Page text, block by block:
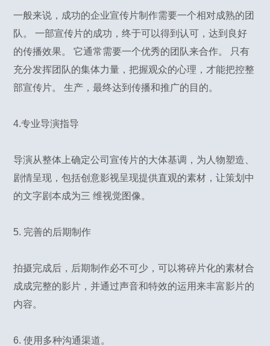
一般来说，成功的企业宣传片制作需要一个相对成熟的团
队。 一部宣传片的成功，终于可以得到认可，达到良好
的传播效果。 它通常需要一个优秀的团队来合作。 只有
充分发挥团队的集体力量，把握观众的心理，才能把控整
部宣传片。 生产，最终达到传播和推广的目的。
4.专业导演指导
导演从整体上确定公司宣传片的大体基调，为人物塑造、
剧情呈现，包括创意影视呈现提供直观的素材，让策划中
的文字剧本成为三 维视觉图像。
5. 完善的后期制作
拍摄完成后，后期制作必不可少，可以将碎片化的素材合
成成完整的影片，并通过声音和特效的运用来丰富影片的
内容。
6. 使用多种沟通渠道。